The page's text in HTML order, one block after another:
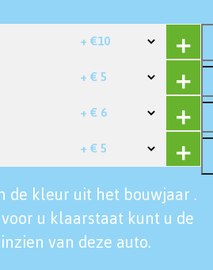
+ €10
+ € 5
+ € 6
+ € 5
de kleur uit het bouwjaar .
u klaarstaat kunt u de
van deze auto.